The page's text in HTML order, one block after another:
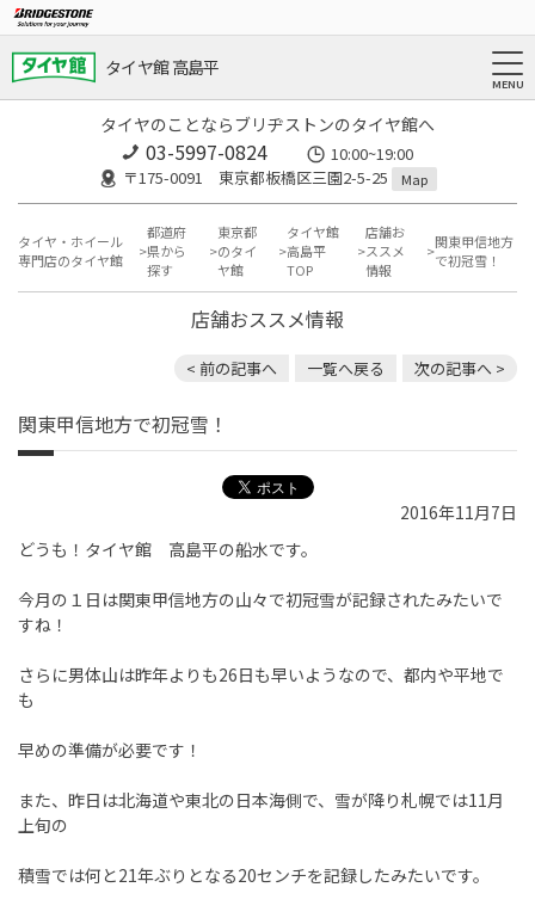
タイヤ館 高島平
タイヤのことならブリヂストンのタイヤ館へ
03-5997-0824
10:00~19:00
〒175-0091 東京都板橋区三園2-5-25
Map
タイヤ・ホイール
専門店のタイヤ館
都道府
県から
探す
東京都
のタイ
ヤ館
タイヤ館
高島平
TOP
店舗お
ススメ
情報
関東甲信地方
で初冠雪！
店舗おススメ情報
< 前の記事へ 一覧へ戻る 次の記事へ >
関東甲信地方で初冠雪！
2016年11月7日
どうも！タイヤ館 高島平の船水です。
今月の１日は関東甲信地方の山々で初冠雪が記録されたみたいで
すね！
さらに男体山は昨年よりも26日も早いようなので、都内や平地で
も
早めの準備が必要です！
また、昨日は北海道や東北の日本海側で、雪が降り札幌では11月
上旬の
積雪では何と21年ぶりとなる20センチを記録したみたいです。